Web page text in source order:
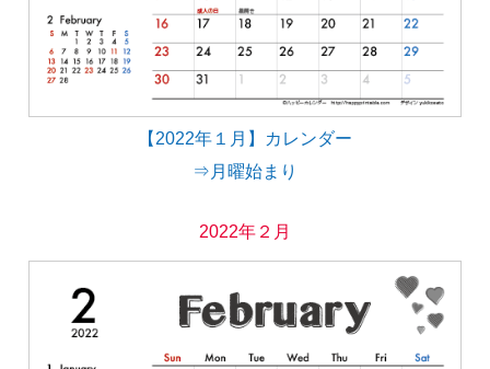
【2022年１月】カレンダー
⇒月曜始まり
2022年２月